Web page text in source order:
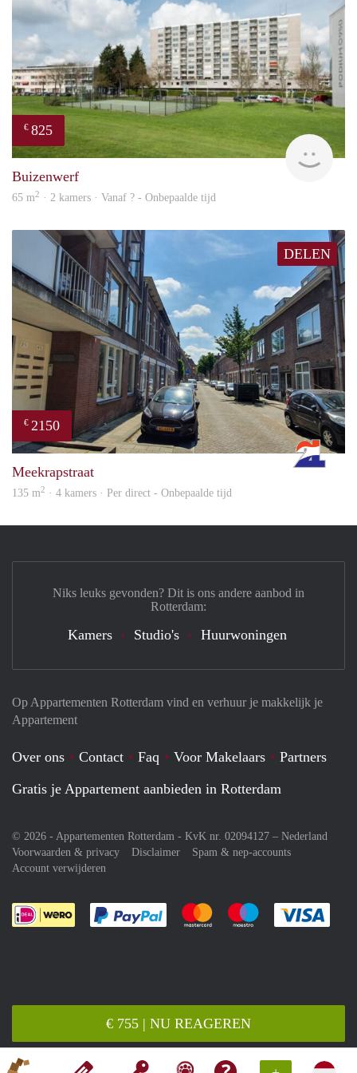
€ 755 | NU REAGEREN
€ 825
Buizenwerf
65 m2 · 2 kamers · Vanaf ? - Onbepaalde tijd
DELEN
€ 2150
Meekrapstraat
135 m2 · 4 kamers · Per direct - Onbepaalde tijd
Op Appartementen Rotterdam vind en verhuur je makkelijk je
Appartement
Over ons Contact Faq Voor Makelaars
Partners
Gratis je Appartement aanbieden in Rotterdam
© 2026 - Appartementen Rotterdam - KvK nr. 02094127 – Nederland
Voorwaarden & privacy
Disclaimer
Spam & nep-accounts
Account verwijderen
Je rekent gemakkelijk af met Paypal
Je rekent gemakkelijk af met
Je rekent
Niks leuks gevonden? Dit is ons andere aanbod in
Rotterdam:
Kamers Studio's Huurwoningen